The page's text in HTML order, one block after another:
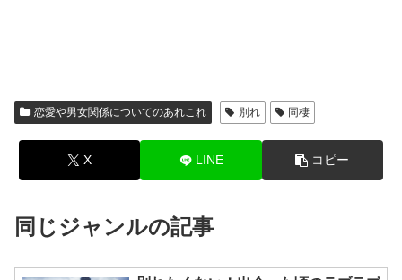
恋愛や男女関係についてのあれこれ 別れ 同棲
X LINE コピー
同じジャンルの記事